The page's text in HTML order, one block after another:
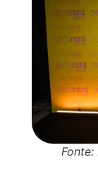
Fonte: